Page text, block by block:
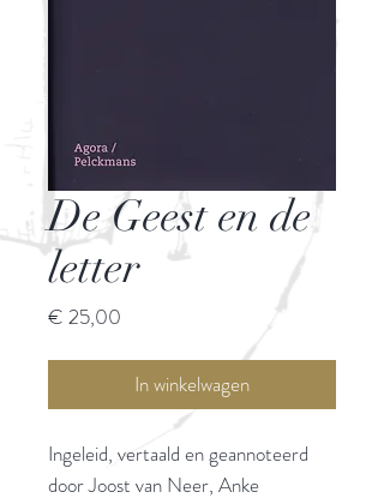
De Geest en de
letter
€ 25,00
In winkelwagen
Ingeleid, vertaald en geannoteerd
door Joost van Neer, Anke